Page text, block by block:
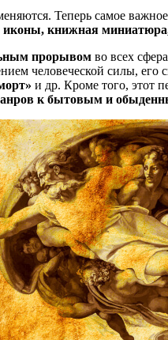
Теперь самое
иконы, книжная
прорывом во всех
человеческой силы, его
и др. Кроме того, этот
к бытовым и